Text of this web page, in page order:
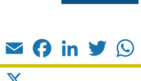
Email Facebook LinkedIn Twitter